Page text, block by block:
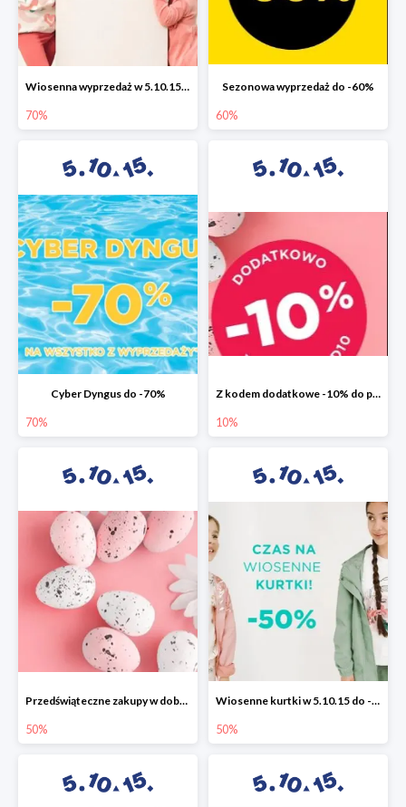
Wiosenna wyprzedaż w 5.10.15 do -70%
70%
Sezonowa wyprzedaż do -60%
60%
Cyber Dyngus do -70%
70%
Z kodem dodatkowe -10% do promocji -50%!
10%
Przedświąteczne zakupy w dobrym stylu -50%
50%
Wiosenne kurtki w 5.10.15 do -50%
50%